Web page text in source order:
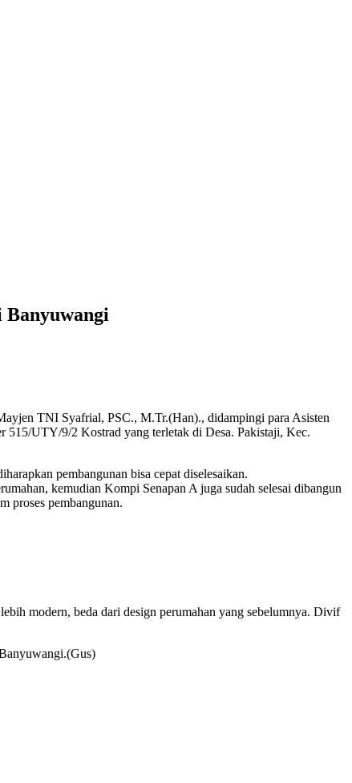
Banyuwangi
TNI Syafrial, PSC., M.Tr.(Han)., didampingi para Asisten
515/UTY/9/2 Kostrad yang terletak di Desa. Pakistaji, Kec.
pembangunan bisa cepat diselesaikan.
kemudian Kompi Senapan A juga sudah selesai dibangun
proses pembangunan.
modern, beda dari design perumahan yang sebelumnya. Divif